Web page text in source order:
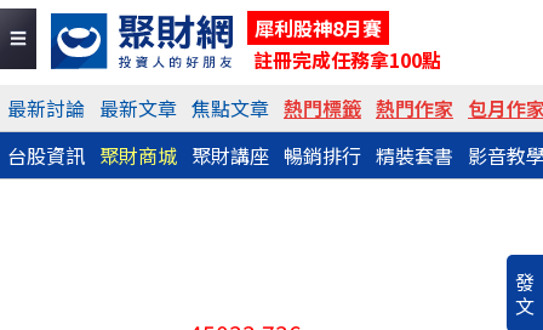
犀利股神8月賽
註冊完成任務拿100點
最新討論 最新文章 焦點文章 熱門標籤 熱門作家 包月作
台股資訊 聚財商城 聚財講座 暢銷排行 精裝套書 影音教
發
文